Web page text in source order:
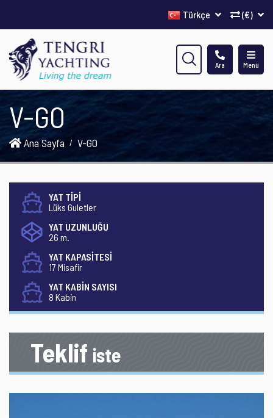
(€)
Türkçe
Menü
Ara
V-GO
Ana Sayfa V-GO
YAT TİPİ
Lüks Guletler
YAT UZUNLUĞU
26 m.
YAT KAPASİTESİ
17 Misafir
YAT KABİN SAYISI
8 Kabin
Teklif iste